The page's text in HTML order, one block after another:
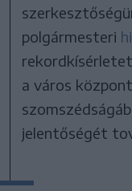
polgármesteri
a város
jelentőségét